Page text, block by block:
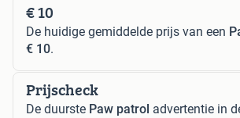
€ 10
De huidige gemiddelde prijs van een
€ 10.
Prijscheck
De duurste Paw patrol advertentie in